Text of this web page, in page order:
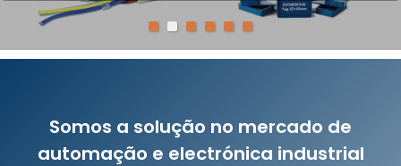
Somos a solução no mercado de
automação e electrónica industrial